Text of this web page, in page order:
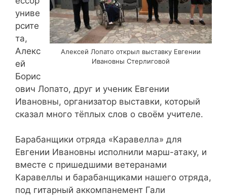
Алексей Лопато открыл выставку Евгении
Ивановны Стерлиговой
униве
рсите
та,
Алекс
ей
Борис
ович Лопато, друг и ученик Евгении
Ивановны, организатор выставки, который
сказал много тёплых слов о своём учителе.
Барабанщики отряда «Каравелла» для
Евгении Ивановны исполнили марш-атаку, и
вместе с пришедшими ветеранами
Каравеллы и барабанщиками нашего отряда,
под гитарный аккомпанемент Гали